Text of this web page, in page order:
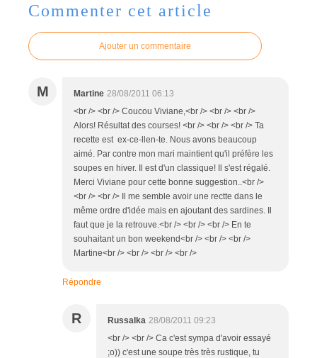
Commenter cet article
Ajouter un commentaire
M Martine 28/08/2011 06:13
<br /> <br /> Coucou Viviane,<br /> <br /> <br />
Alors! Résultat des courses! <br /> <br /> <br /> Ta
recette est ex-ce-llen-te. Nous avons beaucoup
aimé. Par contre mon mari maintient qu'il préfère les
soupes en hiver. Il est d'un classique! Il s'est régalé.
Merci Viviane pour cette bonne suggestion..<br />
<br /> <br /> Il me semble avoir une rectte dans le
même ordre d'idée mais en ajoutant des sardines. Il
faut que je la retrouve.<br /> <br /> <br /> En te
souhaitant un bon weekend<br /> <br /> <br />
Martine<br /> <br /> <br /> <br />
Répondre
R Russalka 28/08/2011 09:23
<br /> <br /> Ca c'est sympa d'avoir essayé
;o)) c'est une soupe très très rustique, tu